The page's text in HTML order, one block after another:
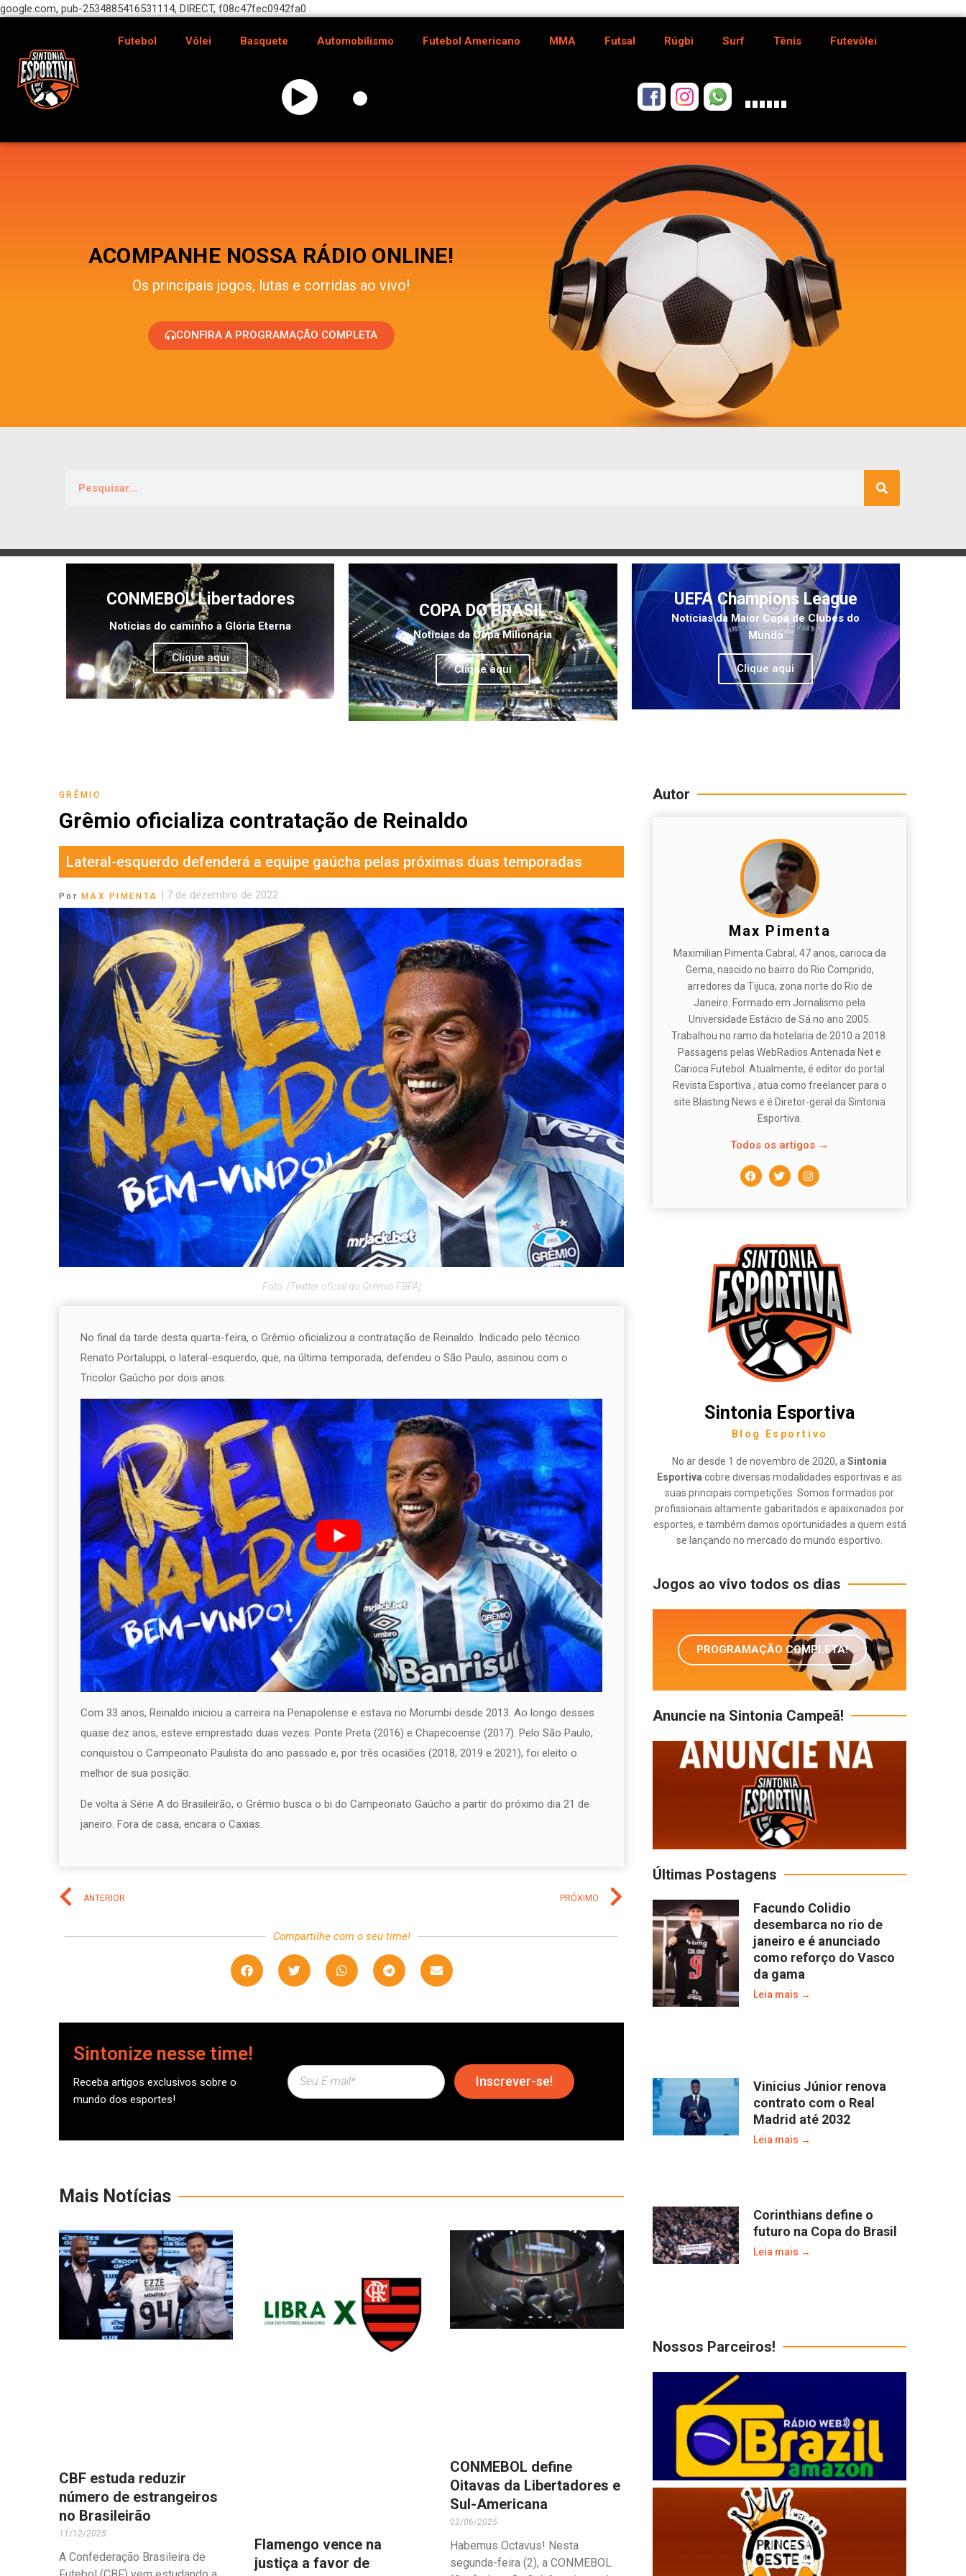
google.com, pub-2534885416531114, DIRECT, f08c47fec0942fa0
Futebol Vôlei Basquete Automobilismo Futebol Americano MMA Futsal Rúgbi Surf Tênis Futevôlei
ACOMPANHE NOSSA RÁDIO ONLINE!
Os principais jogos, lutas e corridas ao vivo!
CONFIRA A PROGRAMAÇÃO COMPLETA
CONMEBOL Libertadores
Notícias do caminho à Glória Eterna
Clique aqui
COPA DO BRASIL
Notícias da Copa Milionária
Clique aqui
UEFA Champions League
Notícias da Maior Copa de Clubes do
Mundo
Clique aqui
GRÊMIO
Grêmio oficializa contratação de Reinaldo
Lateral-esquerdo defenderá a equipe gaúcha pelas próximas duas temporadas
Por MAX PIMENTA | 7 de dezembro de 2022
Foto: (Twitter oficial do Grêmio FBPA)
No final da tarde desta quarta-feira, o Grêmio oficializou a contratação de Reinaldo. Indicado pelo técnico
Renato Portaluppi, o lateral-esquerdo, que, na última temporada, defendeu o São Paulo, assinou com o
Tricolor Gaúcho por dois anos.
Com 33 anos, Reinaldo iniciou a carreira na Penapolense e estava no Morumbi desde 2013. Ao longo desses
quase dez anos, esteve emprestado duas vezes: Ponte Preta (2016) e Chapecoense (2017). Pelo São Paulo,
conquistou o Campeonato Paulista do ano passado e, por três ocasiões (2018, 2019 e 2021), foi eleito o
melhor de sua posição.
De volta à Série A do Brasileirão, o Grêmio busca o bi do Campeonato Gaúcho a partir do próximo dia 21 de
janeiro. Fora de casa, encara o Caxias.
ANTERIOR PRÓXIMO
Compartilhe com o seu time!
Sintonize nesse time!
Receba artigos exclusivos sobre o
mundo dos esportes!
Inscrever-se!
Mais Notícias
CBF estuda reduzir
número de estrangeiros
no Brasileirão
11/12/2025
A Confederação Brasileira de
Flamengo vence na
justiça a favor de
CONMEBOL define
Oitavas da Libertadores e
Sul-Americana
02/06/2025
Habemus Octavus! Nesta
segunda-feira (2), a CONMEBOL
Autor
Max Pimenta
Maximilian Pimenta Cabral, 47 anos, carioca da
Gema, nascido no bairro do Rio Comprido,
arredores da Tijuca, zona norte do Rio de
Janeiro. Formado em Jornalismo pela
Universidade Estácio de Sá no ano 2005.
Trabalhou no ramo da hotelaria de 2010 a 2018.
Passagens pelas WebRadios Antenada Net e
Carioca Futebol. Atualmente, é editor do portal
Revista Esportiva , atua como freelancer para o
site Blasting News e é Diretor-geral da Sintonia
Esportiva.
Todos os artigos →
Sintonia Esportiva
Blog Esportivo
No ar desde 1 de novembro de 2020, aSintonia
Esportiva cobre diversas modalidades esportivas e as
suas principais competições. Somos formados por
profissionais altamente gabaritados e apaixonados por
esportes, e também damos oportunidades a quem está
se lançando no mercado do mundo esportivo.
Jogos ao vivo todos os dias
PROGRAMAÇÃO COMPLETA!
Anuncie na Sintonia Campeã!
Últimas Postagens
Facundo Colidio
desembarca no rio de
janeiro e é anunciado
como reforço do Vasco
da gama
Leia mais →
Vinicius Júnior renova
contrato com o Real
Madrid até 2032
Leia mais →
Corinthians define o
futuro na Copa do Brasil
Leia mais →
Nossos Parceiros!